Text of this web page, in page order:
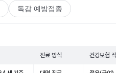
독감 예방접종
진료 방식 건강보험